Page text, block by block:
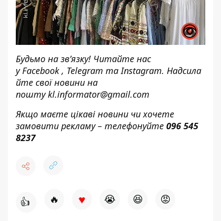
Будьмо на зв’язку! Читайте нас
уFacebook, Telegram таInstagram. Надсила
йте свої новини на
поштуkl.informator@gmail.com
Якщо маєте цікаві новини чи хочете
замовити рекламу – телефонуйте 096 545
8237
👍 🔥 ♥ 😭 😆 😡